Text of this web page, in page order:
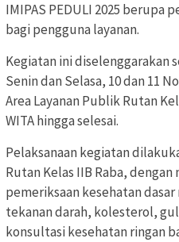
IMIPAS PEDULI 2025 berupa
bagi pengguna layanan.
Kegiatan ini diselenggarakan
Senin dan Selasa, 10 dan 11
Area Layanan Publik Rutan
WITA hingga selesai.
Pelaksanaan kegiatan
Rutan Kelas IIB Raba,
pemeriksaan kesehatan
tekanan darah, kolesterol,
konsultasi kesehatan ringan